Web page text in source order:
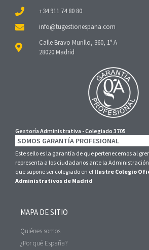
+34 911 74 80 80
Calle Bravo Murillo, 360, 1° A
28020 Madrid
Gestoría Administrativa - Colegiado 3705
SOMOS GARANTÍA PROFESIONAL
Este sello es la garantía de que pertenecemos al
representa a los ciudadanos ante la
que supone ser colegiado en el Ilustre Colegio
Administrativos de Madrid
MAPA DE SITIO
Quiénes somos
¿Por qué España?